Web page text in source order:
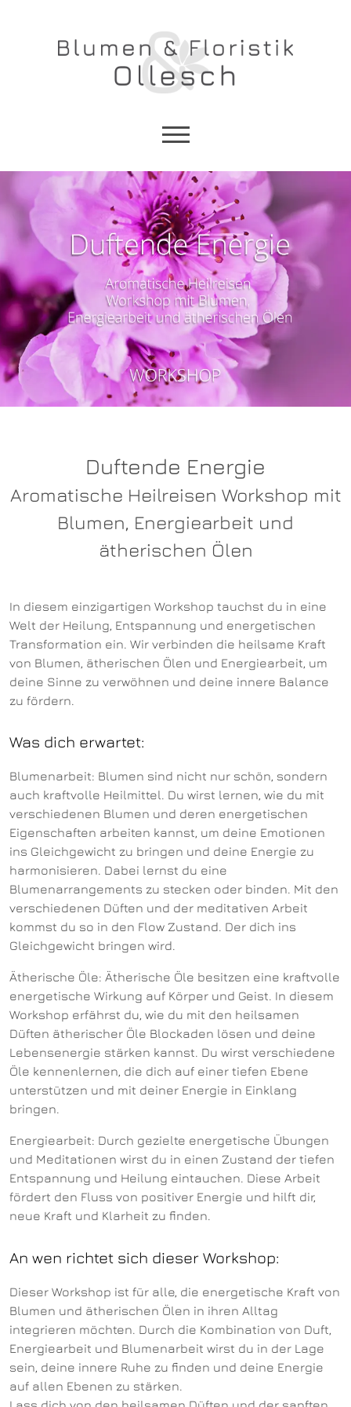
Duftende Energie
Aromatische Heilreisen Workshop mit
Blumen, Energiearbeit und
ätherischen Ölen
In diesem einzigartigen Workshop tauchst du in eine
Welt der Heilung, Entspannung und energetischen
Transformation ein. Wir verbinden die heilsame Kraft
von Blumen, ätherischen Ölen und Energiearbeit, um
deine Sinne zu verwöhnen und deine innere Balance
zu fördern.
Was dich erwartet:
Blumenarbeit: Blumen sind nicht nur schön, sondern
auch kraftvolle Heilmittel. Du wirst lernen, wie du mit
verschiedenen Blumen und deren energetischen
Eigenschaften arbeiten kannst, um deine Emotionen
ins Gleichgewicht zu bringen und deine Energie zu
harmonisieren. Dabei lernst du eine
Blumenarrangements zu stecken oder binden. Mit den
verschiedenen Düften und der meditativen Arbeit
kommst du so in den Flow Zustand. Der dich ins
Gleichgewicht bringen wird.
Ätherische Öle: Ätherische Öle besitzen eine kraftvolle
energetische Wirkung auf Körper und Geist. In diesem
Workshop erfährst du, wie du mit den heilsamen
Düften ätherischer Öle Blockaden lösen und deine
Lebensenergie stärken kannst. Du wirst verschiedene
Öle kennenlernen, die dich auf einer tiefen Ebene
unterstützen und mit deiner Energie in Einklang
bringen.
Energiearbeit: Durch gezielte energetische Übungen
und Meditationen wirst du in einen Zustand der tiefen
Entspannung und Heilung eintauchen. Diese Arbeit
fördert den Fluss von positiver Energie und hilft dir,
neue Kraft und Klarheit zu finden.
An wen richtet sich dieser Workshop:
Dieser Workshop ist für alle, die energetische Kraft von
Blumen und ätherischen Ölen in ihren Alltag
integrieren möchten. Durch die Kombination von Duft,
Energiearbeit und Blumenarbeit wirst du in der Lage
sein, deine innere Ruhe zu finden und deine Energie
auf allen Ebenen zu stärken.